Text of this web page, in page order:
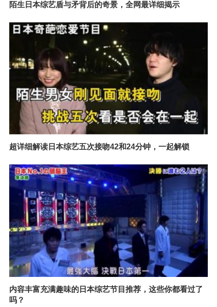
陌生日本综艺盾与矛背后的奇景，全网最详细揭示
超详细解读日本综艺五次接吻42和24分钟，一起解锁
内容丰富充满趣味的日本综艺节目推荐，这些你都看过了
吗？